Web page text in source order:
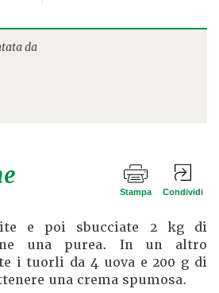
da
Stampa Condividi
e poi sbucciate 2 kg di
una purea. In un altro
i tuorli da 4 uova e 200 g di
una crema spumosa.